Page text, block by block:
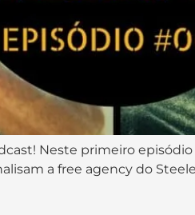
Neste primeiro
a free agency do